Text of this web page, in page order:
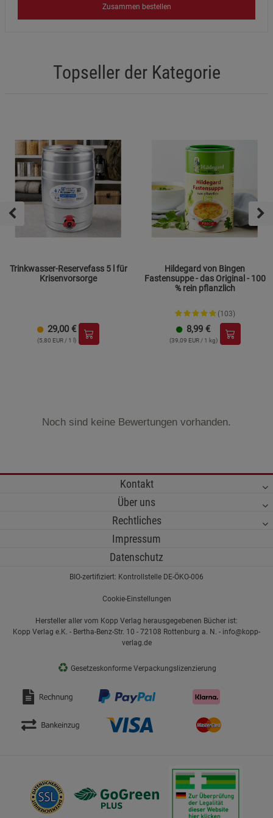
Zusammen bestellen
Topseller der Kategorie
Trinkwasser-Reservefass 5 l für
Krisenvorsorge
29,00 €
(5,80 EUR / 1 l)
Hildegard von Bingen
Fastensuppe - das Original - 100
% rein pflanzlich
(103)
8,99 €
(39,09 EUR / 1 kg)
Noch sind keine Bewertungen vorhanden.
Kontakt
Über uns
Rechtliches
Impressum
Datenschutz
BIO-zertifiziert: Kontrollstelle DE-ÖKO-006
Cookie-Einstellungen
Hersteller aller vom Kopp Verlag herausgegebenen Bücher ist:
Kopp Verlag e.K. - Bertha-Benz-Str. 10 - 72108 Rottenburg a. N. - info@kopp-
verlag.de
♻ Gesetzeskonforme Verpackungslizenzierung